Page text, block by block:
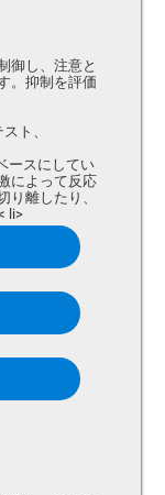
御し、注意と
。抑制を評価
ト、
ースにしてい
によって反応
り離したり、
li>